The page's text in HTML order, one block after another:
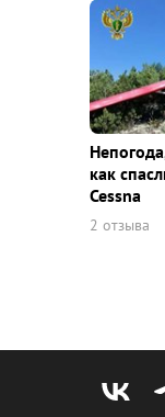
как
Cessna
2 отзыва